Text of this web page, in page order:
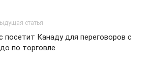
статья
посетит Канаду для переговоров с
по торговле